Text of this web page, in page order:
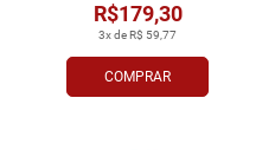
COMPRAR
3x de R$ 59,77
R$179,30